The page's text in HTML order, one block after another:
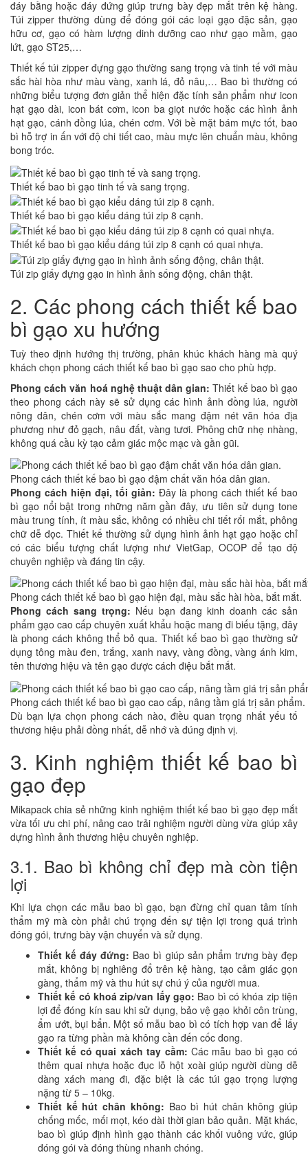
đáy bằng hoặc đáy đứng giúp trưng bày đẹp mắt trên kệ hàng.
Túi zipper thường dùng để đóng gói các loại gạo đặc sản, gạo
hữu cơ, gạo có hàm lượng dinh dưỡng cao như gạo mầm, gạo
lứt, gạo ST25,…
Thiết kế túi zipper đựng gạo thường sang trọng và tinh tế với màu
sắc hài hòa như màu vàng, xanh lá, đỏ nâu,… Bao bì thường có
những biểu tượng đơn giản thể hiện đặc tính sản phẩm như icon
hạt gạo dài, icon bát cơm, icon ba giọt nước hoặc các hình ảnh
hạt gạo, cánh đồng lúa, chén cơm. Với bề mặt bám mực tốt, bao
bì hỗ trợ in ấn với độ chi tiết cao, màu mực lên chuẩn màu, không
bong tróc.
Thiết kế bao bì gạo tinh tế và sang trọng.
Thiết kế bao bì gạo kiểu dáng túi zip 8 cạnh.
Thiết kế bao bì gạo kiểu dáng túi zip 8 cạnh có quai nhựa.
Túi zip giấy đựng gạo in hình ảnh sống động, chân thật.
2. Các phong cách thiết kế bao
bì gạo xu hướng
Tuỳ theo định hướng thị trường, phân khúc khách hàng mà quý
khách chọn phong cách thiết kế bao bì gạo sao cho phù hợp.
Phong cách văn hoá nghệ thuật dân gian: Thiết kế bao bì gạo
theo phong cách này sẽ sử dụng các hình ảnh đồng lúa, người
nông dân, chén cơm với màu sắc mang đậm nét văn hóa địa
phương như đỏ gạch, nâu đất, vàng tươi. Phông chữ nhẹ nhàng,
không quá cầu kỳ tạo cảm giác mộc mạc và gần gũi.
Phong cách thiết kế bao bì gạo đậm chất văn hóa dân gian.
Phong cách hiện đại, tối giản: Đây là phong cách thiết kế bao
bì gạo nổi bật trong những năm gần đây, ưu tiên sử dụng tone
màu trung tính, ít màu sắc, không có nhiều chi tiết rối mắt, phông
chữ dễ đọc. Thiết kế thường sử dụng hình ảnh hạt gạo hoặc chỉ
có các biểu tượng chất lượng như VietGap, OCOP để tạo độ
chuyên nghiệp và đáng tin cậy.
Phong cách thiết kế bao bì gạo hiện đại, màu sắc hài hòa, bắt mắt.
Phong cách sang trọng: Nếu bạn đang kinh doanh các sản
phẩm gạo cao cấp chuyên xuất khẩu hoặc mang đi biếu tặng, đây
là phong cách không thể bỏ qua. Thiết kế bao bì gạo thường sử
dụng tông màu đen, trắng, xanh navy, vàng đồng, vàng ánh kim,
tên thương hiệu và tên gạo được cách điệu bắt mắt.
Phong cách thiết kế bao bì gạo cao cấp, nâng tầm giá trị sản phẩm.
Dù bạn lựa chọn phong cách nào, điều quan trọng nhất yếu tố
thương hiệu phải đồng nhất, dễ nhớ và đúng định vị.
3. Kinh nghiệm thiết kế bao bì
gạo đẹp
Mikapack chia sẻ những kinh nghiệm thiết kế bao bì gạo đẹp mắt
vừa tối ưu chi phí, nâng cao trải nghiệm người dùng vừa giúp xây
dựng hình ảnh thương hiệu chuyên nghiệp.
3.1. Bao bì không chỉ đẹp mà còn tiện
lợi
Khi lựa chọn các mẫu bao bì gạo, bạn đừng chỉ quan tâm tính
thẩm mỹ mà còn phải chú trọng đến sự tiện lợi trong quá trình
đóng gói, trưng bày vận chuyển và sử dụng.
Thiết kế đáy đứng: Bao bì giúp sản phẩm trưng bày đẹp
mắt, không bị nghiêng đổ trên kệ hàng, tạo cảm giác gọn
gàng, thẩm mỹ và thu hút sự chú ý của người mua.
Thiết kế có khoá zip/van lấy gạo: Bao bì có khóa zip tiện
lợi để đóng kín sau khi sử dụng, bảo vệ gạo khỏi côn trùng,
ẩm ướt, bụi bẩn. Một số mẫu bao bì có tích hợp van để lấy
gạo ra từng phần mà không cần đến cốc đong.
Thiết kế có quai xách tay cầm: Các mẫu bao bì gạo có
thêm quai nhựa hoặc đục lỗ hột xoài giúp người dùng dễ
dàng xách mang đi, đặc biệt là các túi gạo trọng lượng
nặng từ 5 – 10kg.
Thiết kế hút chân không: Bao bì hút chân không giúp
chống mốc, mối mọt, kéo dài thời gian bảo quản. Mặt khác,
bao bì giúp định hình gạo thành các khối vuông vức, giúp
đóng gói và đóng thùng nhanh chóng.